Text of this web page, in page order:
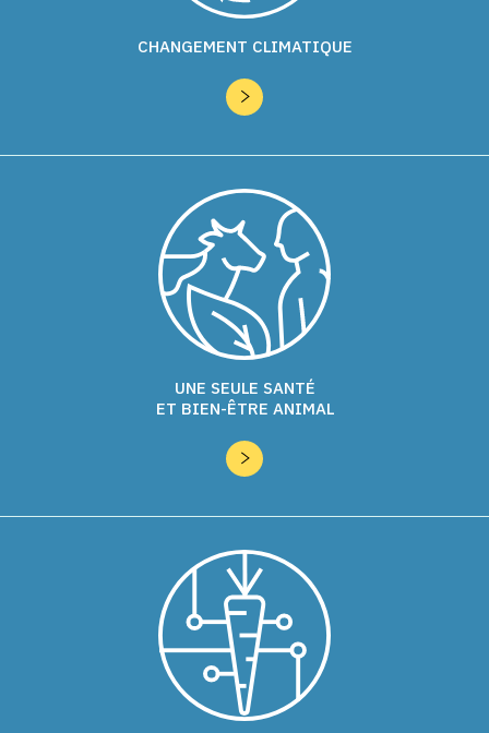
CHANGEMENT CLIMATIQUE
UNE SEULE SANTÉ
ET BIEN-ÊTRE ANIMAL